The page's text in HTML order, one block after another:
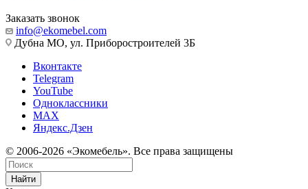
Заказать звонок
info@ekomebel.com
Дубна МО, ул. Приборостроителей 3Б
Вконтакте
Telegram
YouTube
Одноклассники
MAX
Яндекс.Дзен
© 2006-2026 «Экомебель». Все права защищены
Найти